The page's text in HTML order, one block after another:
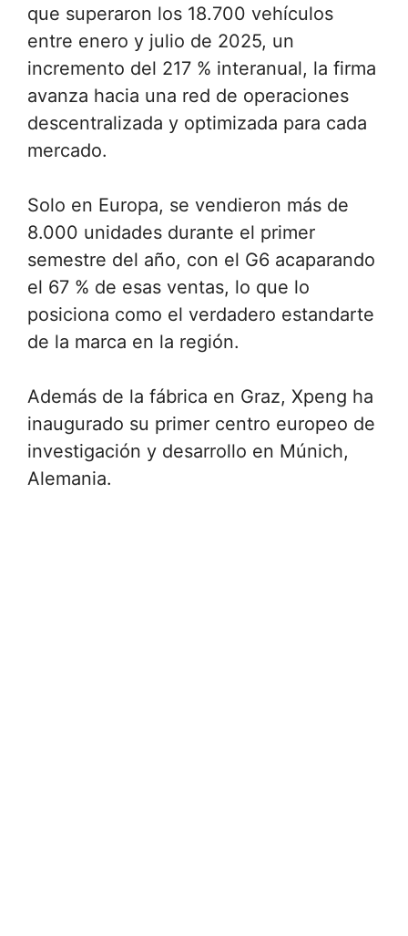
que superaron los 18.700 vehículos
entre enero y julio de 2025, un
incremento del 217 % interanual, la firma
avanza hacia una red de operaciones
descentralizada y optimizada para cada
mercado.
Solo en Europa, se vendieron más de
8.000 unidades durante el primer
semestre del año, con el G6 acaparando
el 67 % de esas ventas, lo que lo
posiciona como el verdadero estandarte
de la marca en la región.
Además de la fábrica en Graz, Xpeng ha
inaugurado su primer centro europeo de
investigación y desarrollo en Múnich,
Alemania.